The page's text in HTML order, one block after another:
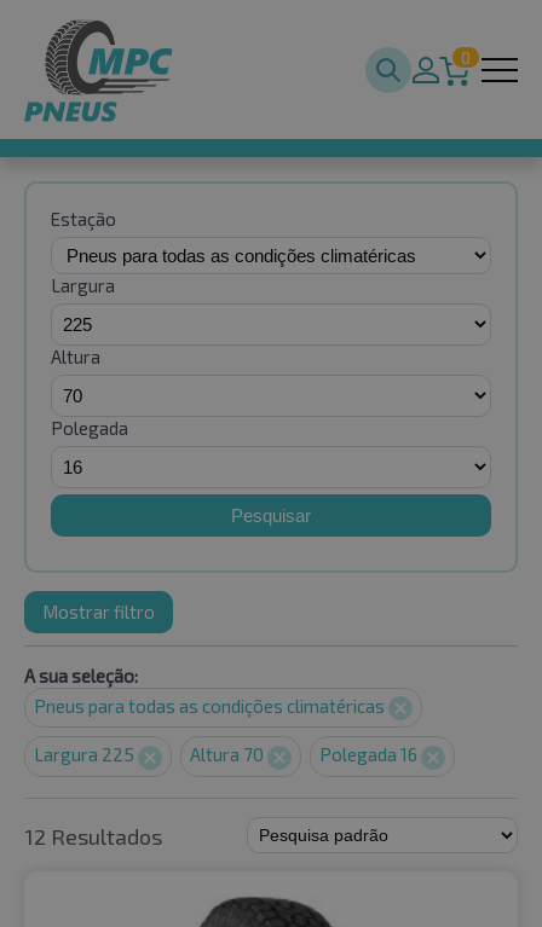
0
Estação
Largura
Altura
Polegada
Pesquisar
Mostrar filtro
A sua seleção:
Pneus para todas as condições climatéricas
Largura 225 Altura 70 Polegada 16
12 Resultados